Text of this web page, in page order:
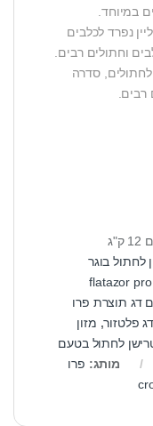
במיוחד.
נפרד לכלבים
וחתולים רבים.
סדרה
רבים.
לחתול בוגר
flatazor
דג תוצרת פרו
פלטזור, מזון
לחתול בטעם
מותג: פרו